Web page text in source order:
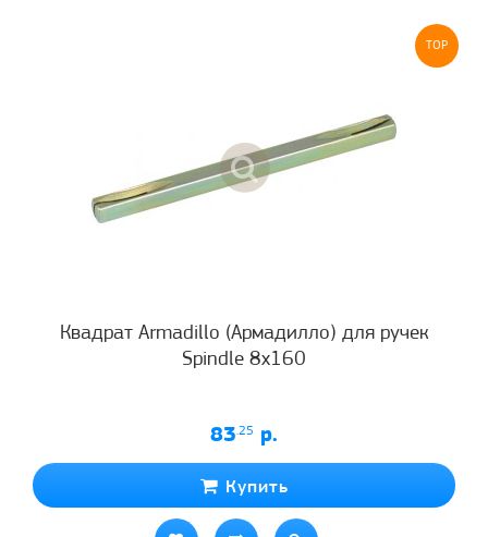
TOP
Квадрат Armadillo (Армадилло) для ручек
Spindle 8х160
83.25 р.
Купить